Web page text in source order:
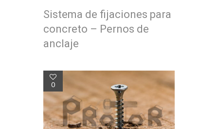
Sistema de fijaciones para
concreto – Pernos de
anclaje
0